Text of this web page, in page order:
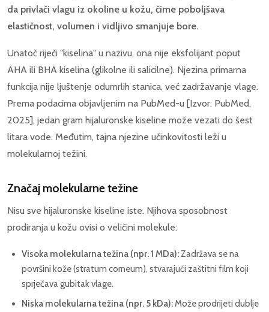
da privlači vlagu iz okoline u kožu, čime poboljšava
elastičnost, volumen i vidljivo smanjuje bore.
Unatoč riječi "kiselina" u nazivu, ona nije eksfolijant poput
AHA ili BHA kiselina (glikolne ili salicilne). Njezina primarna
funkcija nije ljuštenje odumrlih stanica, već zadržavanje vlage.
Prema podacima objavljenim na PubMed-u [Izvor: PubMed,
2025], jedan gram hijaluronske kiseline može vezati do šest
litara vode. Međutim, tajna njezine učinkovitosti leži u
molekularnoj težini.
Značaj molekularne težine
Nisu sve hijaluronske kiseline iste. Njihova sposobnost
prodiranja u kožu ovisi o veličini molekule:
Visoka molekularna težina (npr. 1 MDa):Zadržava se na
površini kože (stratum corneum), stvarajući zaštitni film koji
sprječava gubitak vlage.
Niska molekularna težina (npr. 5 kDa):Može prodrijeti dublje